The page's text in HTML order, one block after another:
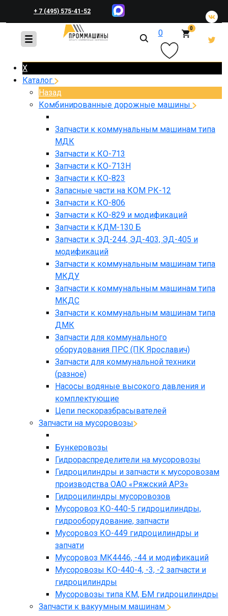
+ 7 (495) 575-41-52
+ 7 (495) 648-45-83 0 0
X
Каталог
Назад
Комбинированные дорожные машины
Запчасти к коммунальным машинам типа
МДК
Запчасти к КО-713
Запчасти к КО-713Н
Запчасти к КО-823
Запасные части на КОМ РК-12
Запчасти к КО-806
Запчасти к КО-829 и модификаций
Запчасти к КДМ-130 Б
Запчасти к ЭД-244, ЭД-403, ЭД-405 и
модификаций
Запчасти к коммунальным машинам типа
МКДУ
Запчасти к коммунальным машинам типа
МКДС
Запчасти к коммунальным машинам типа
ДМК
Запчасти для коммунального
оборудования ПРС (ПК Ярославич)
Запчасти для коммунальной техники
(разное)
Насосы водяные высокого давления и
комплектующие
Цепи пескоразбрасывателей
Запчасти на мусоровозы
Бункеровозы
Гидрораспределители на мусоровозы
Гидроцилиндры и запчасти к мусоровозам
производства ОАО «Ряжский АРЗ»
Гидроцилиндры мусоровозов
Мусоровоз КО-440-5 гидроцилиндры,
гидрооборудование, запчасти
Мусоровоз КО-449 гидроцилиндры и
запчати
Мусоровоз МК4446, -44 и модификаций
Мусоровозы КО-440-4, -3, -2 запчасти и
гидроцилиндры
Мусоровозы типа КМ, БМ гидроцилиндры
Запчасти к вакуумным машинам